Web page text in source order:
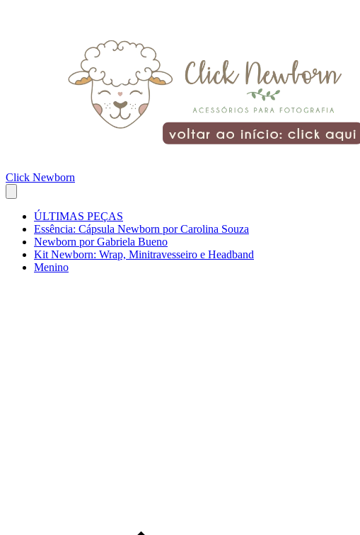
Click Newborn
ÚLTIMAS PEÇAS
Essência: Cápsula Newborn por Carolina Souza
Newborn por Gabriela Bueno
Kit Newborn: Wrap, Minitravesseiro e Headband
Menino